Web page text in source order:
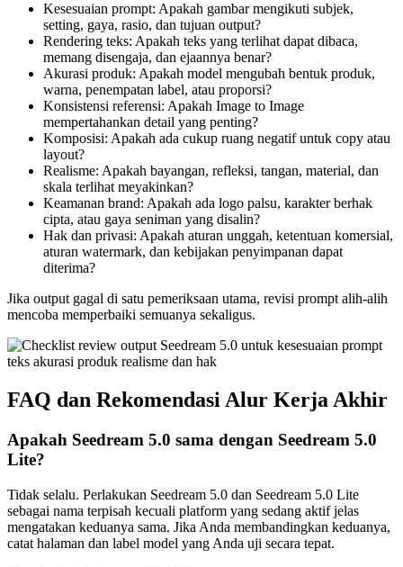
Kesesuaian prompt: Apakah gambar mengikuti subjek,
setting, gaya, rasio, dan tujuan output?
Rendering teks: Apakah teks yang terlihat dapat dibaca,
memang disengaja, dan ejaannya benar?
Akurasi produk: Apakah model mengubah bentuk produk,
warna, penempatan label, atau proporsi?
Konsistensi referensi: Apakah Image to Image
mempertahankan detail yang penting?
Komposisi: Apakah ada cukup ruang negatif untuk copy atau
layout?
Realisme: Apakah bayangan, refleksi, tangan, material, dan
skala terlihat meyakinkan?
Keamanan brand: Apakah ada logo palsu, karakter berhak
cipta, atau gaya seniman yang disalin?
Hak dan privasi: Apakah aturan unggah, ketentuan komersial,
aturan watermark, dan kebijakan penyimpanan dapat
diterima?
Jika output gagal di satu pemeriksaan utama, revisi prompt alih-alih
mencoba memperbaiki semuanya sekaligus.
FAQ dan Rekomendasi Alur Kerja Akhir
Apakah Seedream 5.0 sama dengan Seedream 5.0
Lite?
Tidak selalu. Perlakukan Seedream 5.0 dan Seedream 5.0 Lite
sebagai nama terpisah kecuali platform yang sedang aktif jelas
mengatakan keduanya sama. Jika Anda membandingkan keduanya,
catat halaman dan label model yang Anda uji secara tepat.